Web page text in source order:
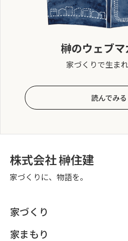
榊のウェブ
家づくりで生ま
読んでみる
株式会社 榊住建
家づくりに、物語を。
家づくり
家まもり